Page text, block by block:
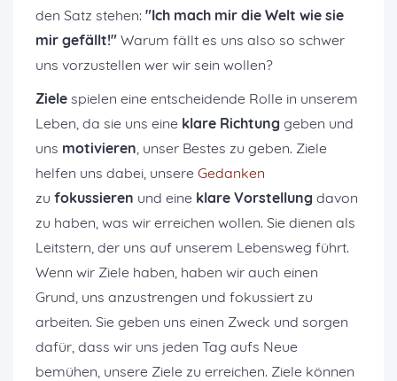
den Satz stehen: "Ich mach mir die Welt wie sie
mir gefällt!" Warum fällt es uns also so schwer
uns vorzustellen wer wir sein wollen?
Ziele spielen eine entscheidende Rolle in unserem
Leben, da sie uns eine klare Richtung geben und
uns motivieren , unser Bestes zu geben. Ziele
helfen uns dabei, unsere Gedanken
zu fokussieren und eine klare Vorstellung davon
zu haben, was wir erreichen wollen. Sie dienen als
Leitstern, der uns auf unserem Lebensweg führt.
Wenn wir Ziele haben, haben wir auch einen
Grund, uns anzustrengen und fokussiert zu
arbeiten. Sie geben uns einen Zweck und sorgen
dafür, dass wir uns jeden Tag aufs Neue
bemühen, unsere Ziele zu erreichen. Ziele können